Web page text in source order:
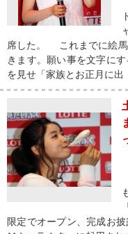
席した。 これまでに絵馬
きます。願い事を文字に
を見せ「家族とお正月に出
限定でオープン、完成お